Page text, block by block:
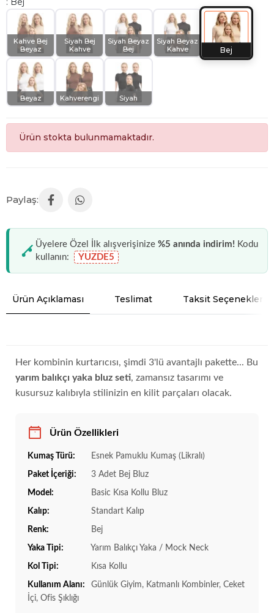
Kahve Bej
Beyaz
Siyah Bej
Kahve
Siyah Beyaz
Bej
Siyah Beyaz
Kahve
Bej
Beyaz Kahverengi Siyah
Ürün stokta bulunmamaktadır.
Üyelere Özel İlk alışverişinize %5 anında indirim! Kodu
kullanın:
YUZDE5
Ürün Açıklaması Teslimat Taksit Seçenekleri
Her kombinin kurtarıcısı, şimdi 3'lü avantajlı pakette... Bu
yarım balıkçı yaka bluz seti, zamansız tasarımı ve
kusursuz kalıbıyla stilinizin en kilit parçaları olacak.
Ürün Özellikleri
Kumaş Türü: Esnek Pamuklu Kumaş (Likralı)
Paket İçeriği: 3 Adet Bej Bluz
Model: Basic Kısa Kollu Bluz
Kalıp: Standart Kalıp
Renk: Bej
Yaka Tipi: Yarım Balıkçı Yaka / Mock Neck
Kol Tipi: Kısa Kollu
Kullanım Alanı:
Günlük Giyim, Katmanlı Kombinler, Ceket
İçi, Ofis Şıklığı